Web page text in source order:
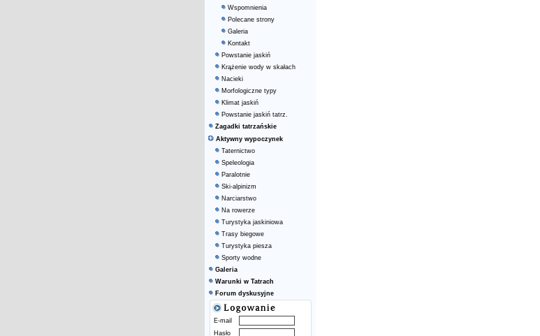
Wspomnienia
Polecane strony
Galeria
Kontakt
Powstanie jaskiń
Krążenie wody w skałach
Nacieki
Morfologiczne typy
Klimat jaskiń
Powstanie jaskiń tatrz.
Zagadki tatrzańskie
Aktywny wypoczynek
Taternictwo
Speleologia
Paralotnie
Ski-alpinizm
Narciarstwo
Na rowerze
Turystyka jaskiniowa
Trasy biegowe
Turystyka piesza
Sporty wodne
Galeria
Warunki w Tatrach
Forum dyskusyjne
E-mail
Hasło